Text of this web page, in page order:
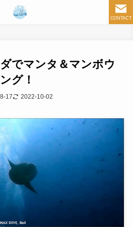
CONTACT
でマンタ＆マンボウ
グ！
17 2022-10-02